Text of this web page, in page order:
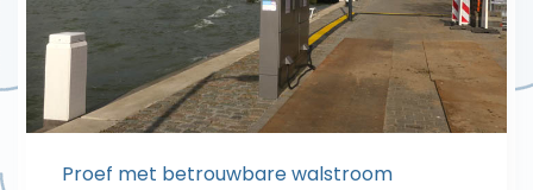
Proef met betrouwbare walstroom